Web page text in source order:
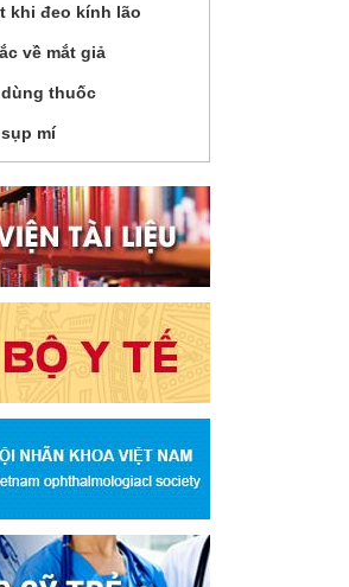
khi đeo kính lão
về mắt giả
thuốc
mí